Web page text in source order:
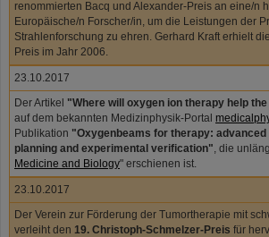
renommierten Bacq und Alexander-Preis an eine/n
Europäische/n Forscher/in, um die Leistungen der
Strahlenforschung zu ehren. Gerhard Kraft erhielt
Preis im Jahr 2006.
23.10.2017
Der Artikel "Where will oxygen ion therapy help
auf dem bekannten Medizinphysik-Portal
Publikation "Oxygenbeams for therapy:
planning and experimental verification", die
Medicine and Biology" erschienen ist.
23.10.2017
Der Verein zur Förderung der Tumortherapie mit
verleiht den 19. Christoph-Schmelzer-Preis für